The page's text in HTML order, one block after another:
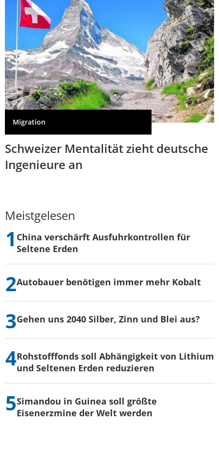
Migration
Schweizer Mentalität zieht deutsche
Ingenieure an
Meistgelesen
China verschärft Ausfuhrkontrollen für
Seltene Erden
Autobauer benötigen immer mehr Kobalt
Gehen uns 2040 Silber, Zinn und Blei aus?
Rohstofffonds soll Abhängigkeit von Lithium
und Seltenen Erden reduzieren
Simandou in Guinea soll größte
Eisenerzmine der Welt werden